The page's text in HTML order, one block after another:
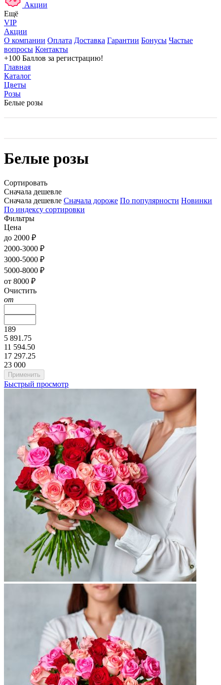
Акции
Ещё
VIP
Акции
О компании Оплата Доставка Гарантии Бонусы Частые
вопросы Контакты
+100 Баллов за регистрацию!
Главная
Каталог
Цветы
Розы
Белые розы
Белые розы
Сортировать
Сначала дешевле
Сначала дешевле Сначала дороже По популярности Новинки
По индексу сортировки
Фильтры
Цена
до 2000 ₽
2000-3000 ₽
3000-5000 ₽
5000-8000 ₽
от 8000 ₽
Очистить
от
189
5 891.75
11 594.50
17 297.25
23 000
Быстрый просмотр